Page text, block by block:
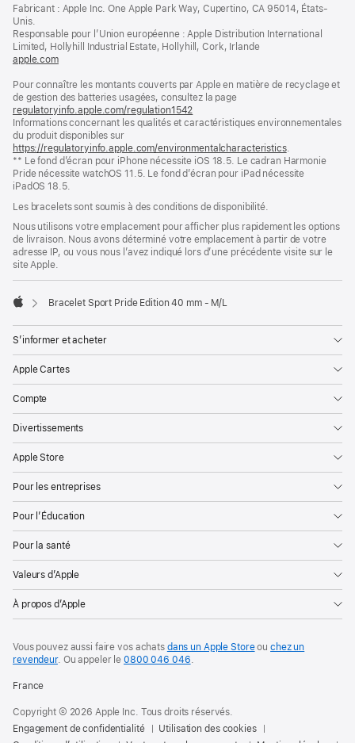
page une
fenêtre)
Fabricant : Apple Inc. One Apple Park Way, Cupertino, CA 95014, États-
Unis.
Responsable pour l’Union européenne : Apple Distribution International
Limited, Hollyhill Industrial Estate, Hollyhill, Cork, Irlande
apple.com(s’ouvre
une
nouvelle
fenêtre)
Pour connaître les montants couverts par Apple en matière de recyclage et
de gestion des batteries usagées, consultez la page
regulatoryinfo.apple.com/regulation1542
dans
nouvelle
fenêtre)
Informations concernant les qualités et caractéristiques environnementales
du produit disponibles sur
https://regulatoryinfo.apple.com/environmentalcharacteristics.
** Le fond d’écran pour iPhone nécessite iOS 18.5. Le cadran Harmonie
Pride nécessite watchOS 11.5. Le fond d’écran pour iPad nécessite
iPadOS 18.5.
Les bracelets sont soumis à des conditions de disponibilité.
Nous utilisons votre emplacement pour afficher plus rapidement les options
de livraison. Nous avons déterminé votre emplacement à partir de votre
adresse IP, ou vous nous l’avez indiqué lors d’une précédente visite sur le
site Apple.
Bracelet Sport Pride Edition 40 mm - M/L
S’informer et acheter
Apple Cartes
Compte
Divertissements
Apple Store
Pour les entreprises
Pour l’Éducation
Pour la santé
Valeurs d’Apple
À propos d’Apple
Vous pouvez aussi faire vos achats dans un Apple Storeouchez un
revendeur. Ouappeler le0800 046 046
France
Copyright © 2026 Apple Inc. Tous droits réservés.
Engagement de confidentialité
Utilisation des cookies